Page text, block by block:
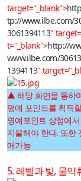
target="_blank">
tp://www.ilbe.com/
3061394113"
t="_blank">http://
www.ilbe.com/
1394113"
▲ 해당 화면을 통하
명예 포인트를 획득
명예포인트 상점에
지불해야 한다. 또한
매가능
5. 레벨과 빛, 물약